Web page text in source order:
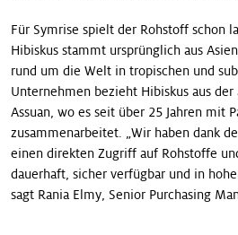
Für Symrise spielt der Rohstoff schon
Hibiskus stammt ursprünglich aus
rund um die Welt in tropischen und
Unternehmen bezieht Hibiskus aus
Assuan, wo es seit über 25 Jahren mit
zusammenarbeitet. „Wir haben dank
einen direkten Zugriff auf Rohstoffe
dauerhaft, sicher verfügbar und in
sagt Rania Elmy, Senior Purchasing